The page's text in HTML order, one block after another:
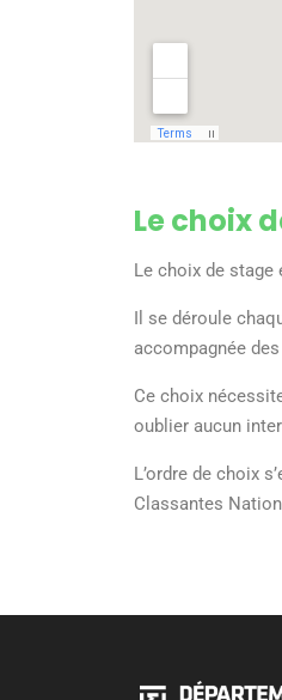
Le choix
Le choix de stage
Il se déroule
accompagnée
Ce choix
oublier aucun
L’ordre de choix
Classantes